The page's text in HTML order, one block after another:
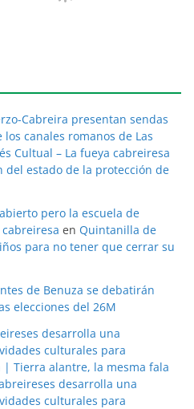
Cabreira presentan sendas
canales romanos de Las
Cultual – La fueya cabreiresa
del estado de la protección de
pero la escuela de
en Quintanilla de
para no tener que cerrar su
de Benuza se debatirán
elecciones del 26M
desarrolla una
culturales para
| Tierra alantre, la mesma fala
desarrolla una
culturales para